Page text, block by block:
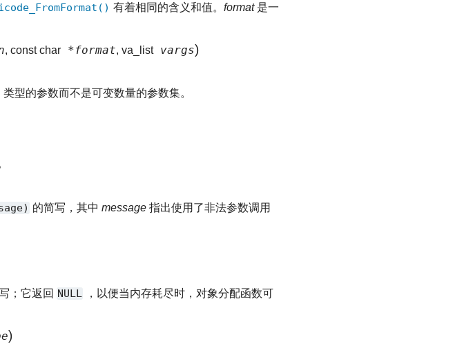
有着相同的含义和值。format是一
, const char *format, va_listvargs)
类型的参数而不是可变数量的参数集。
的简写，其中message 指出使用了非法参数调用
；它返回 NULL ，以便当内存耗尽时，对象分配函数可
)